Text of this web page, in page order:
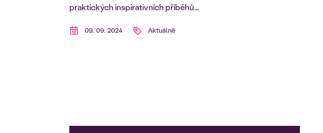
praktických inspirativních příběhů...
09. 09. 2024 Aktuálně